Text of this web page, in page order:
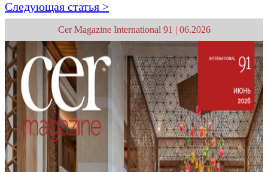
Следующая статья >
Cer Magazine International 91 | 06.2026